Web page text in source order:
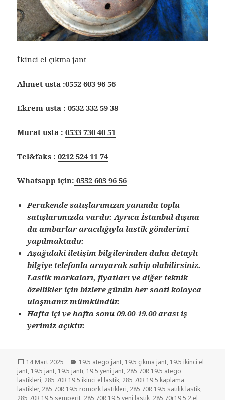
İkinci el çıkma jant
Ahmet usta :0552 603 96 56
Ekrem usta :0532 332 59 38
Murat usta :0533 730 40 51
Tel&faks :0212 524 11 74
Whatsapp için: 0552 603 96 56
Perakende satışlarımızın yanında toplu
satışlarımızda vardır. Ayrıca İstanbul dışına
da ambarlar aracılığıyla lastik gönderimi
yapılmaktadır.
Aşağıdaki iletişim bilgilerinden daha detaylı
bilgiye telefonla arayarak sahip olabilirsiniz.
Lastik markaları, fiyatları ve diğer teknik
özellikler için bizlere günün her saati kolayca
ulaşmanız mümkündür.
Hafta içi ve hafta sonu 09.00-19.00 arası iş
yerimiz açıktır.
Yayın
tarihi
14 Mart 2025 Kategoriler
19.5 atego jant, 19.5 çıkma jant, 19.5 ikinci el
jant, 19.5 jant, 19.5 jantı, 19.5 yeni jant, 285 70R 19.5 atego
lastikleri, 285 70R 19.5 ikinci el lastik, 285 70R 19.5 kaplama
lastikler, 285 70R 19.5 römork lastikleri, 285 70R 19.5 satılık lastik,
285 70R 19.5 semperit, 285 70R 19.5 yeni lastik, 285 70r19 5 2.el